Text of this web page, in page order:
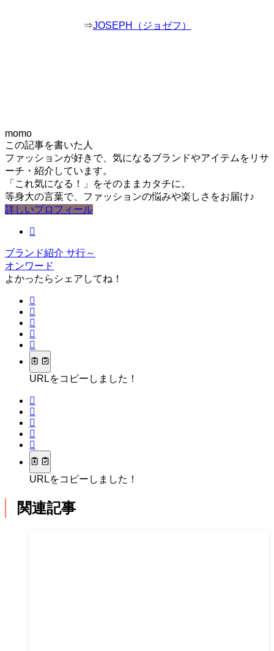
⇒JOSEPH（ジョゼフ）
momo
この記事を書いた人
ファッションが好きで、気になるブランドやアイテムをリサ
ーチ・紹介しています。
「これ気になる！」をそのままカタチに。
等身大の言葉で、ファッションの悩みや楽しさをお届け♪
詳しいプロフィール
ブランド紹介 サ行～
オンワード
よかったらシェアしてね！
URLをコピーしました！
URLをコピーしました！
関連記事